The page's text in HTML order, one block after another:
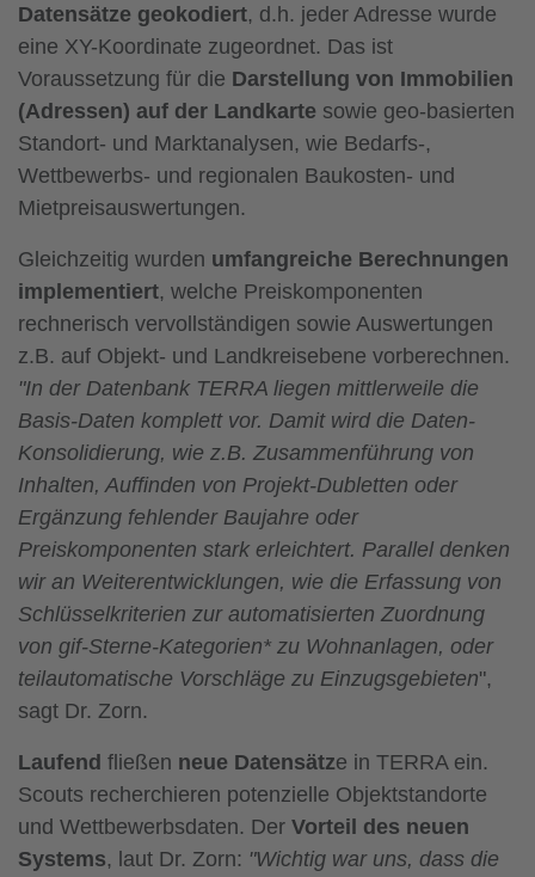
Datensätze geokodiert, d.h. jeder Adresse wurde
eine XY-Koordinate zugeordnet. Das ist
Voraussetzung für die Darstellung von Immobilien
(Adressen) auf der Landkarte sowie geo-basierten
Standort- und Marktanalysen, wie Bedarfs-,
Wettbewerbs- und regionalen Baukosten- und
Mietpreisauswertungen.
Gleichzeitig wurden umfangreiche Berechnungen
implementiert, welche Preiskomponenten
rechnerisch vervollständigen sowie Auswertungen
z.B. auf Objekt- und Landkreisebene vorberechnen.
"In der Datenbank TERRA liegen mittlerweile die
Basis-Daten komplett vor. Damit wird die Daten-
Konsolidierung, wie z.B. Zusammenführung von
Inhalten, Auffinden von Projekt-Dubletten oder
Ergänzung fehlender Baujahre oder
Preiskomponenten stark erleichtert. Parallel denken
wir an Weiterentwicklungen, wie die Erfassung von
Schlüsselkriterien zur automatisierten Zuordnung
von gif-Sterne-Kategorien* zu Wohnanlagen, oder
teilautomatische Vorschläge zu Einzugsgebieten",
sagt Dr. Zorn.
Laufend fließen neue Datensätze in TERRA ein.
Scouts recherchieren potenzielle Objektstandorte
und Wettbewerbsdaten. Der Vorteil des neuen
Systems, laut Dr. Zorn: "Wichtig war uns, dass die